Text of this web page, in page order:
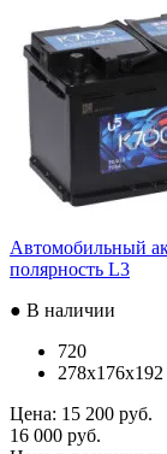
Автомобильный
полярность L3
● В наличии
720
278x176x192
Цена: 15 200 руб.
16 000 руб.